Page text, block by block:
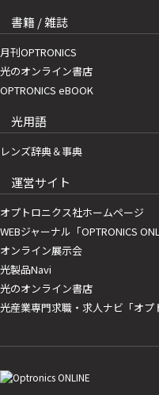
書籍 / 雑誌
月刊OPTRONICS
光のオンライン書店
OPTRONICS eBOOK
光用語
レンズ辞典＆事典
運営サイト
オプトロニクス社ホームページ
WEBジャーナル「OPTRONICS
オンライン展示会
光製品Navi
光のオンライン書店
光産業専門求職・求人ナビ「オプ